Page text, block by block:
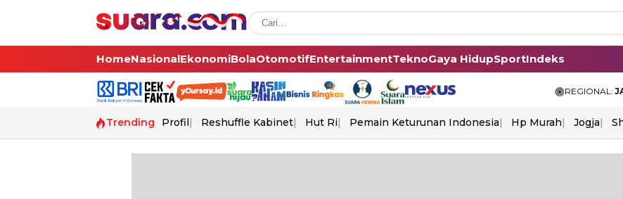
HomeNasionalEkonomiBolaOtomotifEntertainmentTeknoGaya HidupSportIndeks
REGIONAL:
Trending Profil Reshuffle Kabinet Hut Ri Pemain Keturunan Indonesia Hp Murah Jogja